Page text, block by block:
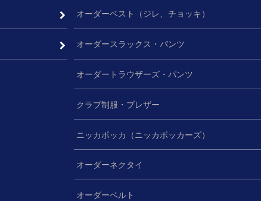
オーダーベスト（ジレ、チョッキ）
オーダースラックス・パンツ
オーダートラウザーズ・パンツ
クラブ制服・ブレザー
ニッカポッカ（ニッカボッカーズ）
オーダーネクタイ
オーダーベルト